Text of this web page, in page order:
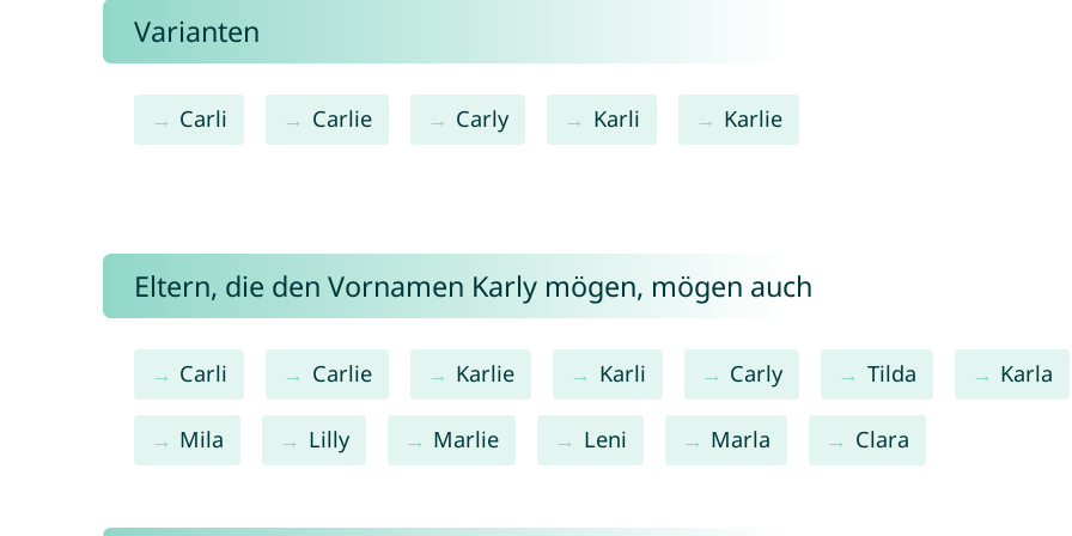
Varianten
Carli Carlie Carly Karli Karlie
Eltern, die den Vornamen Karly mögen, mögen auch
Carli Carlie Karlie Karli Carly Tilda Karla
Mila Lilly Marlie Leni Marla Clara